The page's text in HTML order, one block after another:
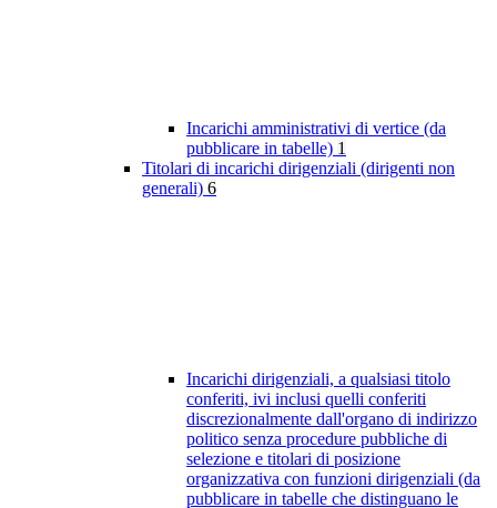
Incarichi amministrativi di vertice (da
pubblicare in tabelle) 1
Titolari di incarichi dirigenziali (dirigenti non
generali) 6
Incarichi dirigenziali, a qualsiasi titolo
conferiti, ivi inclusi quelli conferiti
discrezionalmente dall'organo di indirizzo
politico senza procedure pubbliche di
selezione e titolari di posizione
organizzativa con funzioni dirigenziali (da
pubblicare in tabelle che distinguano le